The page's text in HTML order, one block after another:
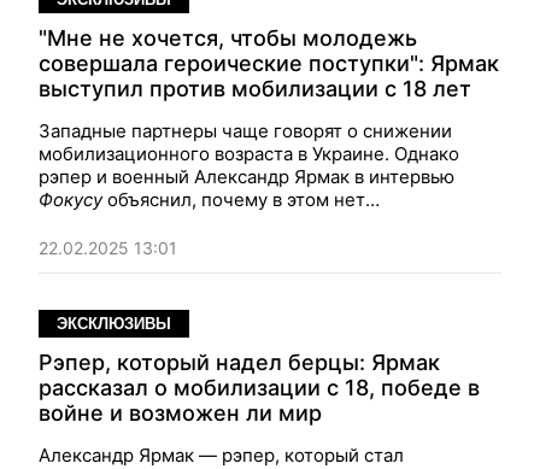
"Мне не хочется, чтобы молодежь
совершала героические поступки": Ярмак
выступил против мобилизации с 18 лет
Западные партнеры чаще говорят о снижении
мобилизационного возраста в Украине. Однако
рэпер и военный Александр Ярмак в интервью
Фокусуобъяснил, почему в этом нет
ресурс.
22.02.2025 13:01
ЭКСКЛЮЗИВЫ
Рэпер, который надел берцы: Ярмак
рассказал о мобилизации с 18, победе в
войне и возможен ли мир
Александр Ярмак — рэпер, который стал